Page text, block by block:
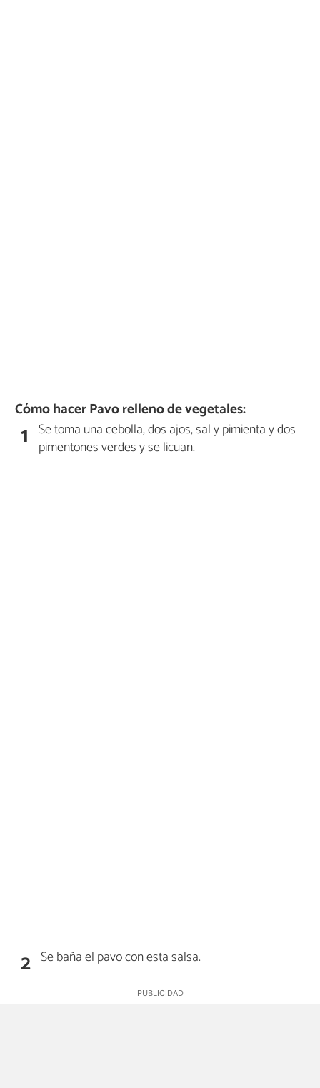
Cómo hacer Pavo relleno de vegetales:
1 Se toma una cebolla, dos ajos, sal y pimienta y dos
pimentones verdes y se licuan.
2 Se baña el pavo con esta salsa.